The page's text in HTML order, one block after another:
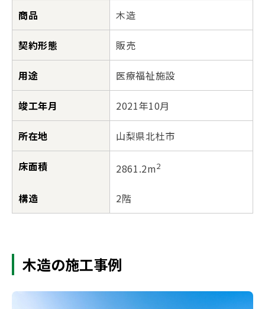
商品 木造
契約形態 販売
用途 医療福祉施設
竣工年月 2021年10月
所在地 山梨県北杜市
床面積 2861.2m2
構造 2階
木造の施工事例